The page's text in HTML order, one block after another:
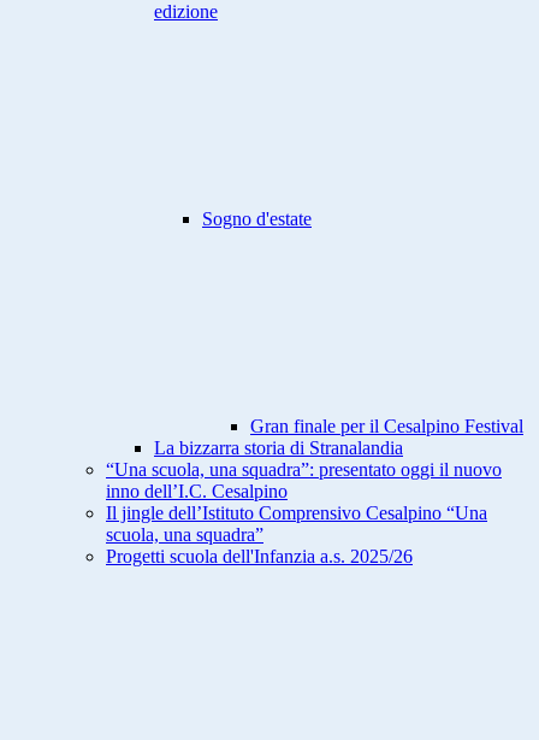
edizione
Sogno d'estate
Gran finale per il Cesalpino Festival
La bizzarra storia di Stranalandia
“Una scuola, una squadra”: presentato oggi il nuovo
inno dell’I.C. Cesalpino
Il jingle dell’Istituto Comprensivo Cesalpino “Una
scuola, una squadra”
Progetti scuola dell'Infanzia a.s. 2025/26